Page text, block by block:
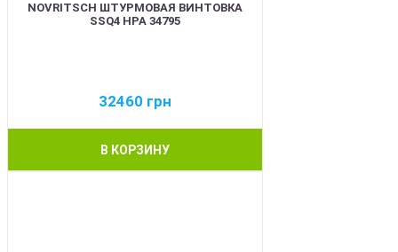
NOVRITSCH ШТУРМОВАЯ ВИНТОВКА
SSQ4 HPA 34795
32460 грн
В КОРЗИНУ